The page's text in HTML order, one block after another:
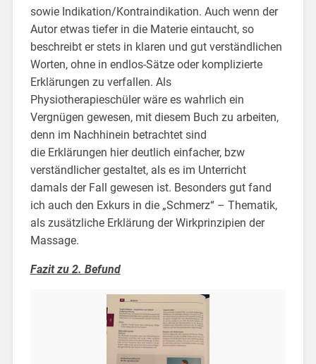
sowie Indikation/Kontraindikation. Auch wenn der
Autor etwas tiefer in die Materie eintaucht, so
beschreibt er stets in klaren und gut verständlichen
Worten, ohne in endlos-Sätze oder komplizierte
Erklärungen zu verfallen. Als
Physiotherapieschüler wäre es wahrlich ein
Vergnügen gewesen, mit diesem Buch zu arbeiten,
denn im Nachhinein betrachtet sind
die Erklärungen hier deutlich einfacher, bzw
verständlicher gestaltet, als es im Unterricht
damals der Fall gewesen ist. Besonders gut fand
ich auch den Exkurs in die „Schmerz“ – Thematik,
als zusätzliche Erklärung der Wirkprinzipien der
Massage.
Fazit zu 2. Befund